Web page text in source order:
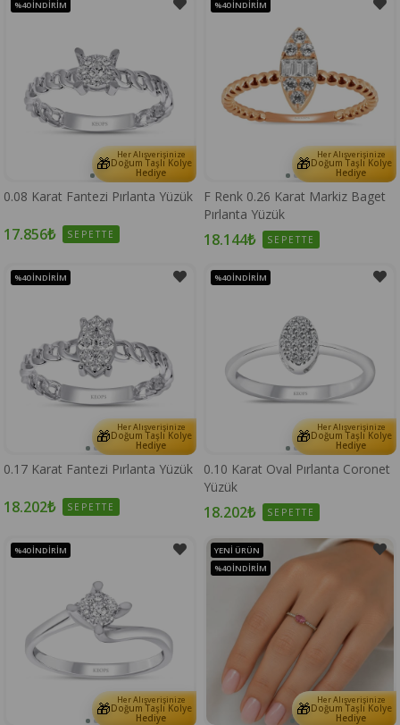
🎁 Her Alışverişinize
Doğum Taşlı Kolye
Hediye
0.08 Karat Fantezi Pırlanta Yüzük
17.856₺ SEPETTE
%40İNDIRIM
🎁 Her Alışverişinize
Doğum Taşlı Kolye
Hediye
F Renk 0.26 Karat Markiz Baget
Pırlanta Yüzük
18.144₺ SEPETTE
%40İNDIRIM
🎁 Her Alışverişinize
Doğum Taşlı Kolye
Hediye
0.17 Karat Fantezi Pırlanta Yüzük
18.202₺ SEPETTE
%40İNDIRIM
🎁 Her Alışverişinize
Doğum Taşlı Kolye
Hediye
0.10 Karat Oval Pırlanta Coronet
Yüzük
18.202₺ SEPETTE
%40İNDIRIM
🎁 Her Alışverişinize
Doğum Taşlı Kolye
Hediye
%40İNDIRIM
🎁 Her Alışverişinize
Doğum Taşlı Kolye
Hediye
YENI ÜRÜN
%40İNDIRIM